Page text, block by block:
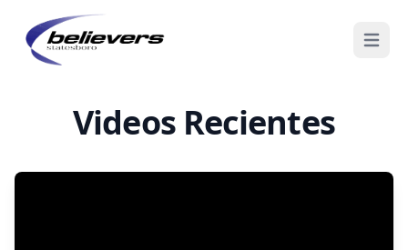
Abrir
Videos Recientes